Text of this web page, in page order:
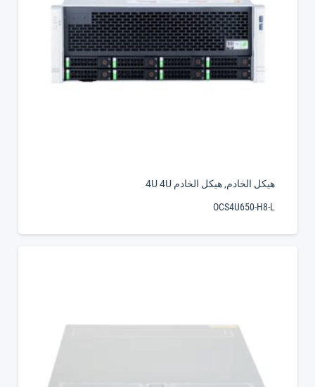
هيكل الخادم,هيكل الخادم 4U 4U
OCS4U650-H8-L